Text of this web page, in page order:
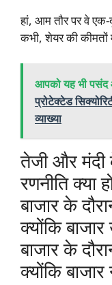
हां, आम तौर पर वे
कभी, शेयर की कीमतों
आपको यह भी
प्रोटेक्टेड
व्याख्या
तेजी और मंदी
रणनीति क्या
बाजार के
क्योंकि
बाजार के
क्योंकि